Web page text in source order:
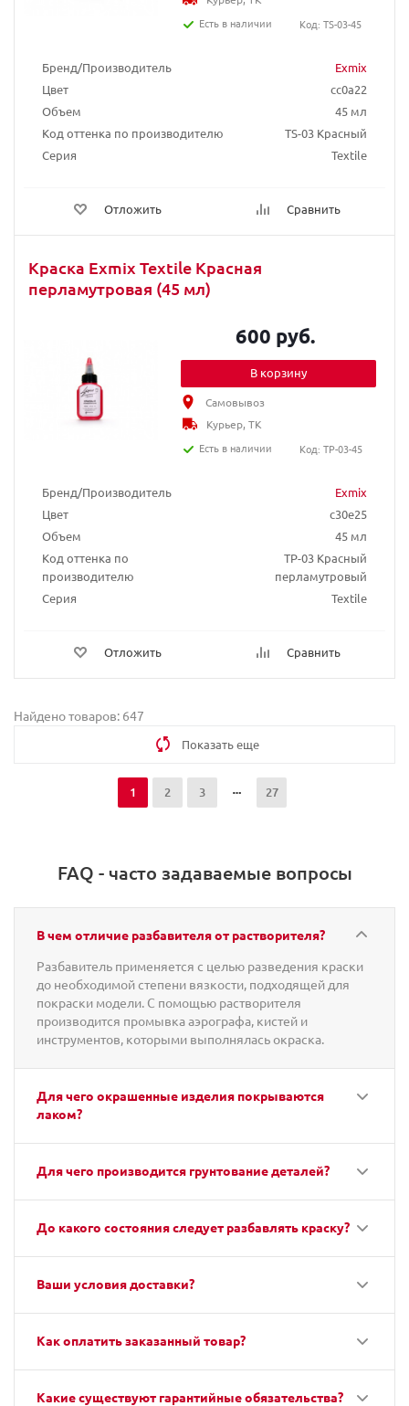
Бренд/Производитель
Exmix
Цвет
cc0a22
Объем
45 мл
Код оттенка по производителю
TS-03 Красный
Серия
Textile
Отложить Сравнить
Есть в наличии
Код: TS-03-45
Краска Exmix Textile Красная
перламутровая (45 мл)
Бренд/Производитель
Exmix
Цвет
c30e25
Объем
45 мл
Код оттенка по
производителю
TP-03 Красный
перламутровый
Серия
Textile
Отложить Сравнить
600 руб.
В корзину
Самовывоз
Курьер, ТК
Есть в наличии
Код: TP-03-45
Найдено товаров: 647
Показать еще
1 2 3 27
FAQ - часто задаваемые вопросы
В чем отличие разбавителя от растворителя?
Разбавитель применяется с целью разведения краски
до необходимой степени вязкости, подходящей для
покраски модели. С помощью растворителя
производится промывка аэрографа, кистей и
инструментов, которыми выполнялась окраска.
Для чего окрашенные изделия покрываются
лаком?
Для чего производится грунтование деталей?
До какого состояния следует разбавлять краску?
Ваши условия доставки?
Как оплатить заказанный товар?
Какие существуют гарантийные обязательства?